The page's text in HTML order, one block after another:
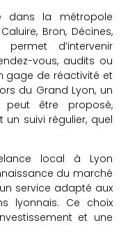
dans la métropole
Bron, Décines,
permet d’intervenir
vous, audits ou
gage de réactivité et
du Grand Lyon, un
peut être proposé,
un suivi régulier, quel
local à Lyon
du marché
service adapté aux
lyonnais. Ce choix
et une